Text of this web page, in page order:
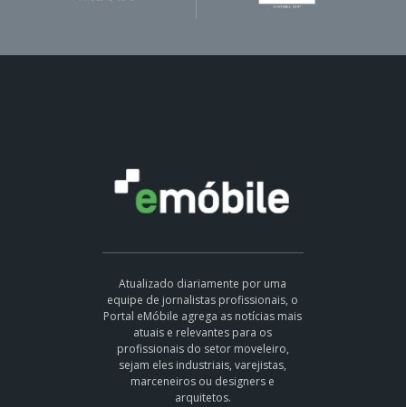
Atualizado diariamente por uma
equipe de jornalistas profissionais, o
Portal eMóbile agrega as notícias mais
atuais e relevantes para os
profissionais do setor moveleiro,
sejam eles industriais, varejistas,
marceneiros ou designers e
arquitetos.